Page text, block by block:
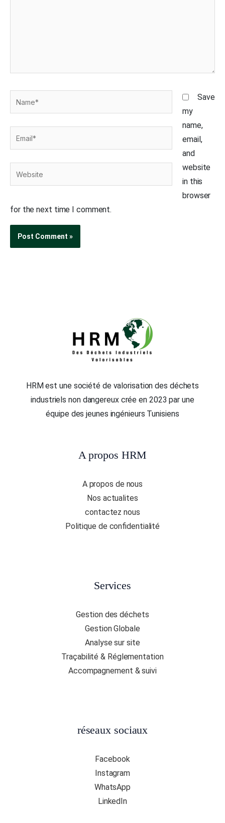
Save
my
name,
email,
and
website
in this
browser
for the next time I comment.
HRM est une société de valorisation des déchets
industriels non dangereux crée en 2023 par une
équipe des jeunes ingénieurs Tunisiens
A propos HRM
A propos de nous
Nos actualites
contactez nous
Politique de confidentialité
Services
Gestion des déchets
Gestion Globale
Analyse sur site
Traçabilité & Réglementation
Accompagnement & suivi
réseaux sociaux
Facebook
Instagram
WhatsApp
LinkedIn